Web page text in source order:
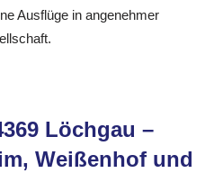
Ausflüge in angenehmer
Löchgau –
Weißenhof und